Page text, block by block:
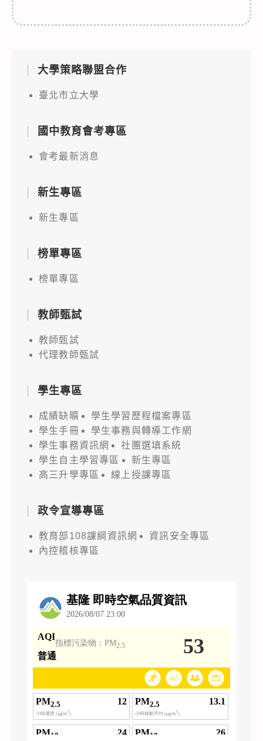
大學策略聯盟合作
臺北市立大學
國中教育會考專區
會考最新消息
新生專區
新生專區
榜單專區
榜單專區
教師甄試
教師甄試
代理教師甄試
學生專區
成績缺曠
學生學習歷程檔案專區
學生手冊
學生事務與轉導工作網
學生事務資訊網
社團選填系統
學生自主學習專區
新生專區
高三升學專區
線上授課專區
政令宣導專區
教育部108課綱資訊網
資訊安全專區
內控稽核專區